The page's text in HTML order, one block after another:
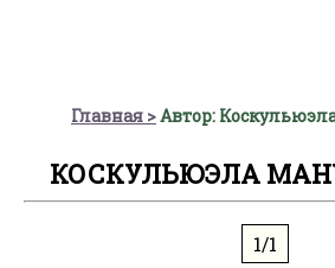
Главная Автор:
КОСКУЛЬЮЭЛА
1/1